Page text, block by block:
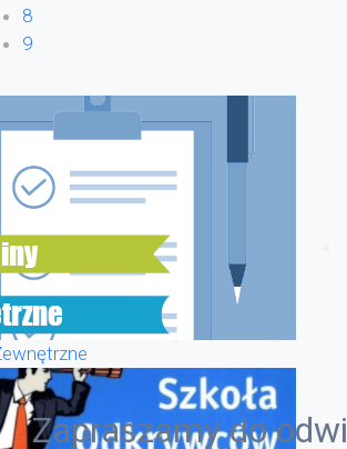
8
9
Zapraszamy do